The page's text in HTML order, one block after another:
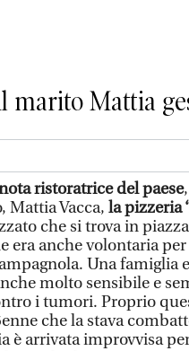
marito Mattia
ristoratrice del paese
Mattia Vacca, la pizzeria
che si trova in
era anche volontaria per
Una famiglia
molto sensibile e
i tumori. Proprio
che la stava
è arrivata improvvisa